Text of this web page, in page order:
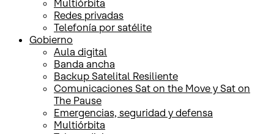
Multiórbita
Redes privadas
Telefonía por satélite
Gobierno
Aula digital
Banda ancha
Backup Satelital Resiliente
Comunicaciones Sat on the Move y Sat on
The Pause
Emergencias, seguridad y defensa
Multiórbita